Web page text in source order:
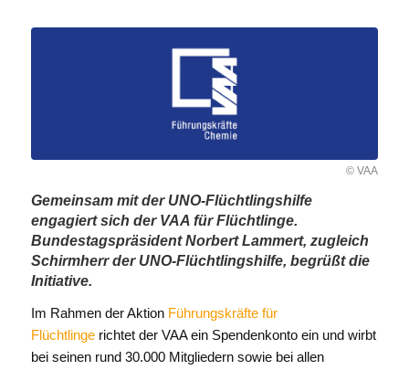
© VAA
Gemeinsam mit der UNO-Flüchtlingshilfe
engagiert sich der VAA für Flüchtlinge.
Bundestagspräsident Norbert Lammert, zugleich
Schirmherr der UNO-Flüchtlingshilfe, begrüßt die
Initiative.
Im Rahmen der Aktion Führungskräfte für
Flüchtlingerichtet der VAA ein Spendenkonto ein und wirbt
bei seinen rund 30.000 Mitgliedern sowie bei allen